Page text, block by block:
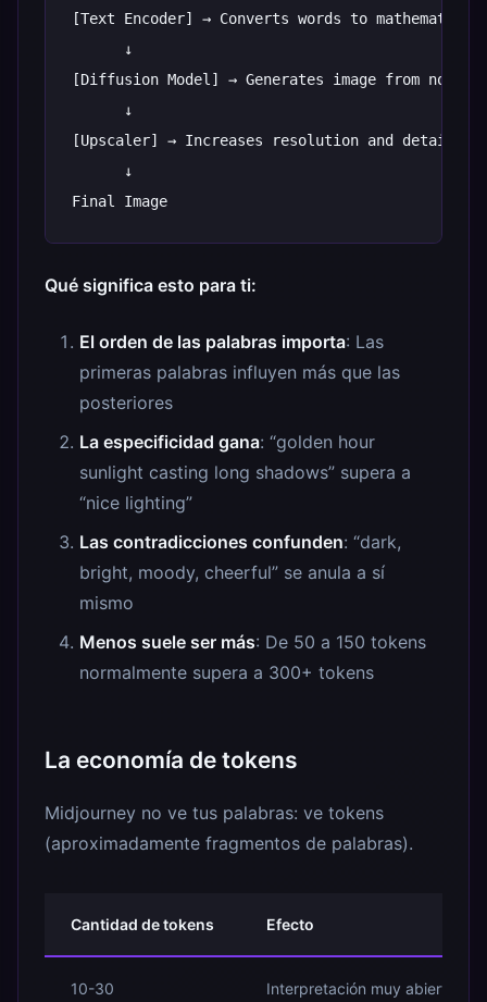
[Text Encoder] → Converts words to mathematical
↓
[Diffusion Model ] → Generates image from noise
↓
[Upscaler] → Increases resolution and
detail
↓
Final
Image
Qué significa esto para ti:
El orden de las palabras importa: Las
primeras palabras influyen más que las
posteriores
La especificidad gana: “golden hour
sunlight casting long shadows” supera a
“nice lighting”
Las contradicciones confunden: “dark,
bright, moody, cheerful” se anula a sí
mismo
Menos suele ser más: De 50 a 150 tokens
normalmente supera a 300+ tokens
La economía de tokens
Midjourney no ve tus palabras: ve tokens
(aproximadamente fragmentos de palabras).
Cantidad de tokens Efecto
10-30 Interpretación muy abierta